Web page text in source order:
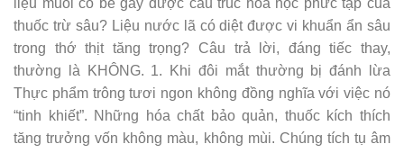
liệu muối có bẻ gãy được cấu trúc hóa học phức tạp của
thuốc trừ sâu? Liệu nước lã có diệt được vi khuẩn ẩn sâu
trong thớ thịt tăng trọng? Câu trả lời, đáng tiếc thay,
thường là KHÔNG. 1. Khi đôi mắt thường bị đánh lừa
Thực phẩm trông tươi ngon không đồng nghĩa với việc nó
“tinh khiết”. Những hóa chất bảo quản, thuốc kích thích
tăng trưởng vốn không màu, không mùi. Chúng tích tụ âm